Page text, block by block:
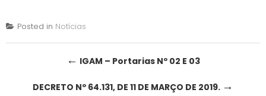
Posted in Notícias
navigation
← IGAM – Portarias Nº 02 E 03
DECRETO Nº 64.131, DE 11 DE MARÇO DE 2019. →